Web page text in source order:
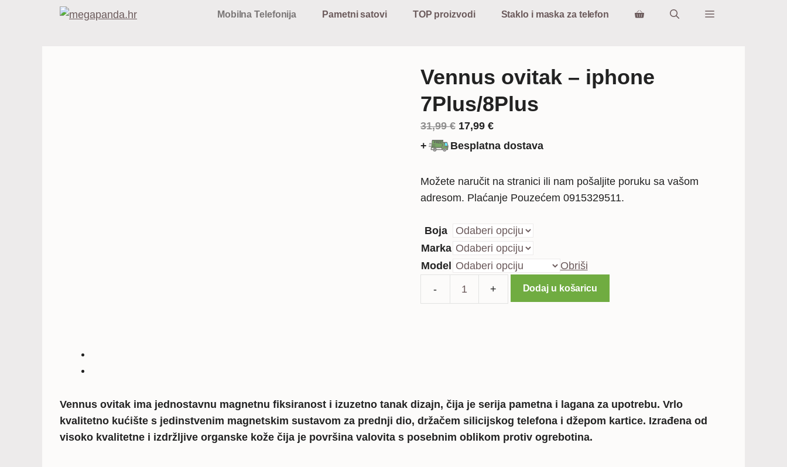
Mobilna Telefonija Pametni satovi TOP proizvodi Staklo i maska za telefon
Vennus ovitak – iphone
7Plus/8Plus
31,99€ Izvorna
cijena
31,99 €.
17,99 €Trenutna
cijena
+ Besplatna dostava
Možete naručit na stranici ili nam pošaljite poruku sa vašom
adresom. Plaćanje Pouzećem 0915329511.
Boja
Marka
Model
Obriši
Dodaj u košaricu
Vennus ovitak ima jednostavnu magnetnu fiksiranost i izuzetno tanak dizajn, čija je serija pametna i lagana za upotrebu. Vrlo
kvalitetno kućište s jedinstvenim magnetskim sustavom za prednji dio, držačem silicijskog telefona i džepom kartice. Izrađena od
visoko kvalitetne i izdržljive organske kože čija je površina valovita s posebnim oblikom protiv ogrebotina.